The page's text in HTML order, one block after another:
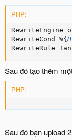
PHP:
RewriteEngine
RewriteCond %{
RewriteRule
!
Sau đó tạo thêm
PHP:
Sau đó bạn upload